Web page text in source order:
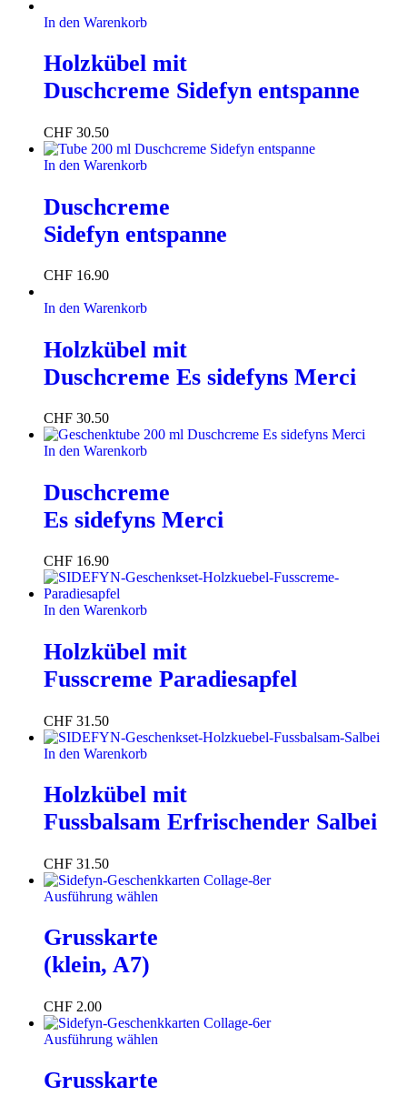
In den Warenkorb
Holzkübel mit
Duschcreme Sidefyn entspanne
CHF 30.50
In den Warenkorb
Duschcreme
Sidefyn entspanne
CHF 16.90
In den Warenkorb
Holzkübel mit
Duschcreme Es sidefyns Merci
CHF 30.50
In den Warenkorb
Duschcreme
Es sidefyns Merci
CHF 16.90
In den Warenkorb
Holzkübel mit
Fusscreme Paradiesapfel
CHF 31.50
In den Warenkorb
Holzkübel mit
Fussbalsam Erfrischender Salbei
CHF 31.50
Ausführung wählen
Grusskarte
(klein, A7)
CHF 2.00
Ausführung wählen
Grusskarte